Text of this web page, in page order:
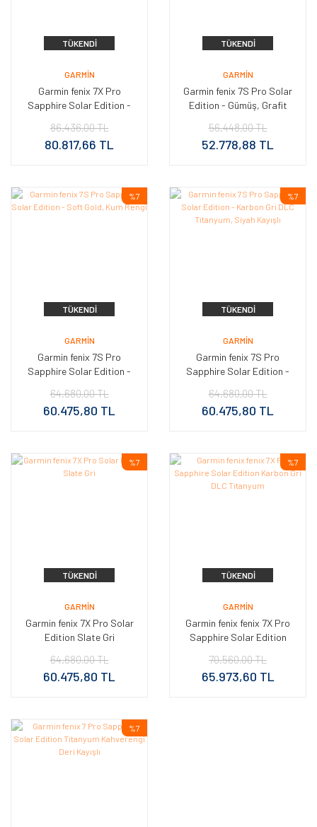
TÜKENDI
GARMIN
Garmin fenix 7X Pro
Sapphire Solar Edition -
Tiyanyum Kayışlı
86.436,00 TL
80.817,66 TL
TÜKENDI
GARMIN
Garmin fenix 7S Pro Solar
Edition - Gümüş, Grafit
56.448,00 TL
52.778,88 TL
TÜKENDI
GARMIN
Garmin fenix 7S Pro
Sapphire Solar Edition -
%7
64.680,00 TL
60.475,80 TL
TÜKENDI
GARMIN
Garmin fenix 7S Pro
Sapphire Solar Edition -
Siyah Kayışlı
%7
64.680,00 TL
60.475,80 TL
TÜKENDI
GARMIN
Garmin fenix 7X Pro Solar
Edition Slate Gri
%7
64.680,00 TL
60.475,80 TL
TÜKENDI
GARMIN
Garmin fenix fenix 7X Pro
Sapphire Solar Edition
%7
70.560,00 TL
65.973,60 TL
%7